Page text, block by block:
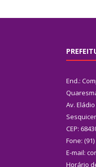
End.:
Av.
CEP:
Fone:
E-mail:
Horário